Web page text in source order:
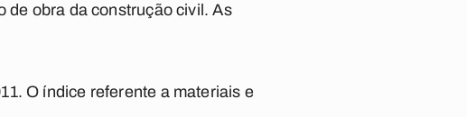
de obra da construção civil. As
O índice referente a materiais e